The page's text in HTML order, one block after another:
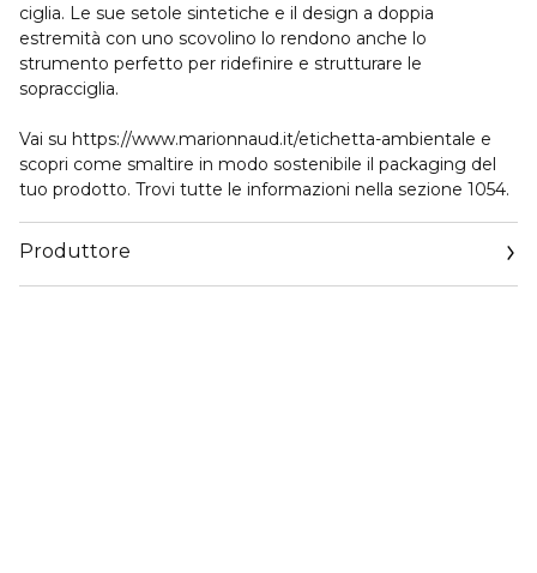
ciglia. Le sue setole sintetiche e il design a doppia
estremità con uno scovolino lo rendono anche lo
strumento perfetto per ridefinire e strutturare le
sopracciglia.
Vai su https://www.marionnaud.it/etichetta-ambientale e
scopri come smaltire in modo sostenibile il packaging del
tuo prodotto. Trovi tutte le informazioni nella sezione 1054.
Produttore